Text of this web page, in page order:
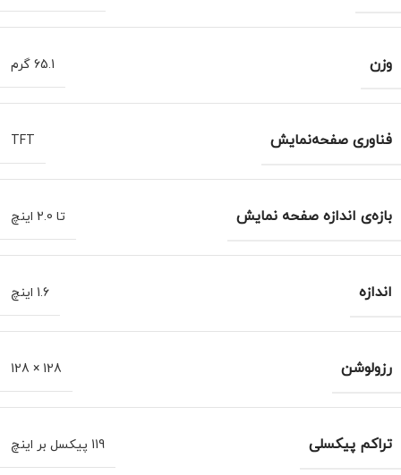
وزن 65.1 گرم
فناوری صفحه‌نمایش TFT
بازه‌ی اندازه صفحه نمایش تا 2.0 اینچ
اندازه 1.6 اینچ
رزولوشن 128 × 128
تراکم پیکسلی 119 پیکسل بر اینچ